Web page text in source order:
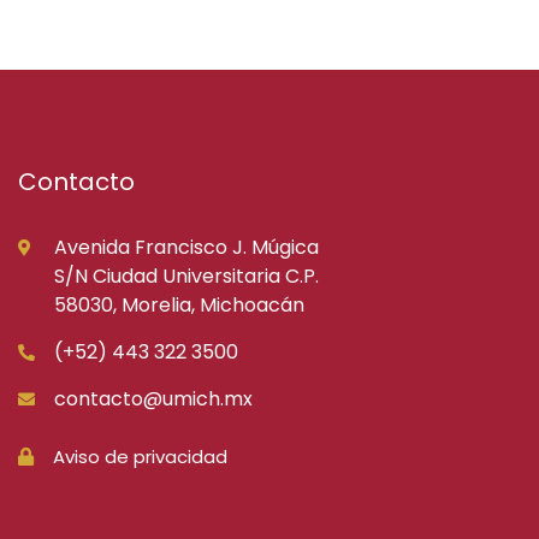
Contacto
Avenida Francisco J. Múgica
S/N Ciudad Universitaria C.P.
58030, Morelia, Michoacán
(+52) 443 322 3500
contacto@umich.mx
Aviso de privacidad